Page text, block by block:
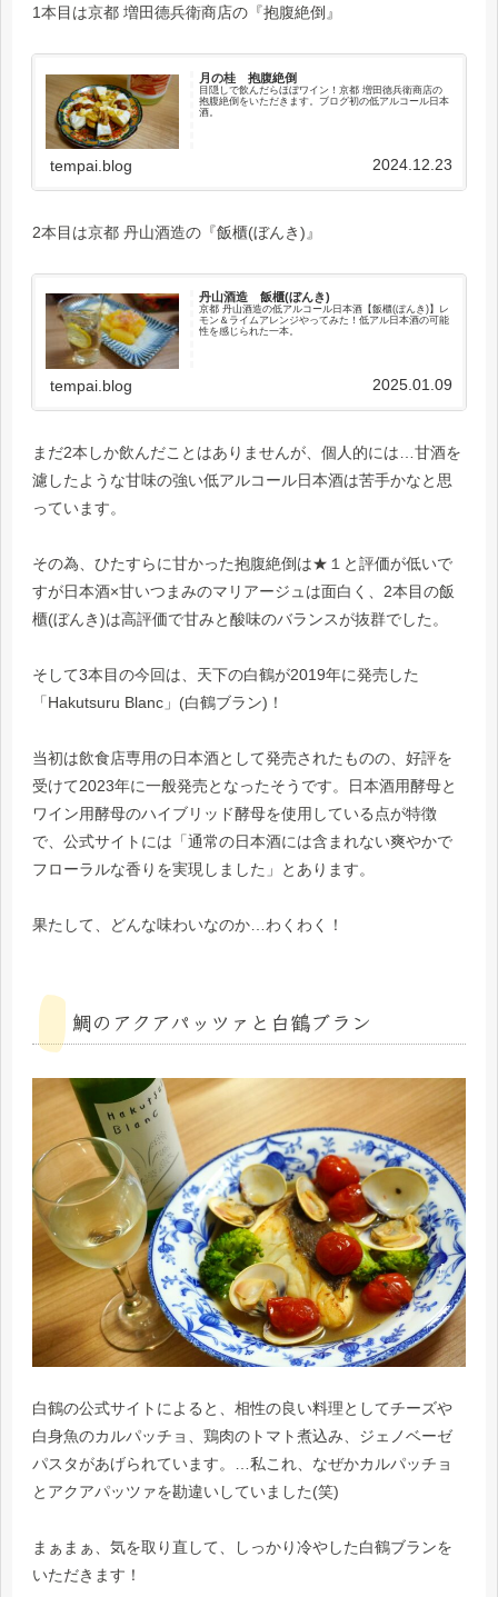
1本目は京都 増田德兵衛商店の『抱腹絶倒』
月の桂 抱腹絶倒
目隠しで飲んだらほぼワイン！京都 増田徳兵衛商店の
抱腹絶倒をいただきます。ブログ初の低アルコール日本
酒。
tempai.blog 2024.12.23
2本目は京都 丹山酒造の『飯櫃(ぼんき)』
丹山酒造 飯櫃(ぼんき)
京都 丹山酒造の低アルコール日本酒【飯櫃(ぼんき)】レ
モン＆ライムアレンジやってみた！低アル日本酒の可能
性を感じられた一本。
tempai.blog 2025.01.09
まだ2本しか飲んだことはありませんが、個人的には…甘酒を
濾したような甘味の強い低アルコール日本酒は苦手かなと思
っています。
その為、ひたすらに甘かった抱腹絶倒は★１と評価が低いで
すが日本酒×甘いつまみのマリアージュは面白く、2本目の飯
櫃(ぼんき)は高評価で甘みと酸味のバランスが抜群でした。
そして3本目の今回は、天下の白鶴が2019年に発売した
「Hakutsuru Blanc」(白鶴ブラン)！
当初は飲食店専用の日本酒として発売されたものの、好評を
受けて2023年に一般発売となったそうです。日本酒用酵母と
ワイン用酵母のハイブリッド酵母を使用している点が特徴
で、公式サイトには「通常の日本酒には含まれない爽やかで
フローラルな香りを実現しました」とあります。
果たして、どんな味わいなのか…わくわく！
鯛のアクアパッツァと白鶴ブラン
白鶴の公式サイトによると、相性の良い料理としてチーズや
白身魚のカルパッチョ、鶏肉のトマト煮込み、ジェノベーゼ
パスタがあげられています。…私これ、なぜかカルパッチョ
とアクアパッツァを勘違いしていました(笑)
まぁまぁ、気を取り直して、しっかり冷やした白鶴ブランを
いただきます！